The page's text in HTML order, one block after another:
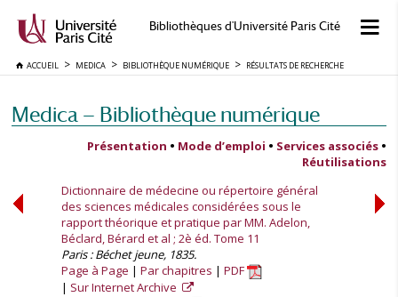
Bibliothèques d'Université Paris Cité
ACCUEIL MEDICA BIBLIOTHÈQUE NUMÉRIQUE RÉSULTATS DE RECHERCHE
Medica — Bibliothèque numérique
Présentation • Mode d’emploi • Services associés •
Réutilisations
Dictionnaire de médecine ou répertoire général
des sciences médicales considérées sous le
rapport théorique et pratique par MM. Adelon,
Béclard, Bérard et al ; 2è éd. Tome 11
Paris : Béchet jeune, 1835.
Page à Page
Par chapitres
PDF
Sur Internet Archive